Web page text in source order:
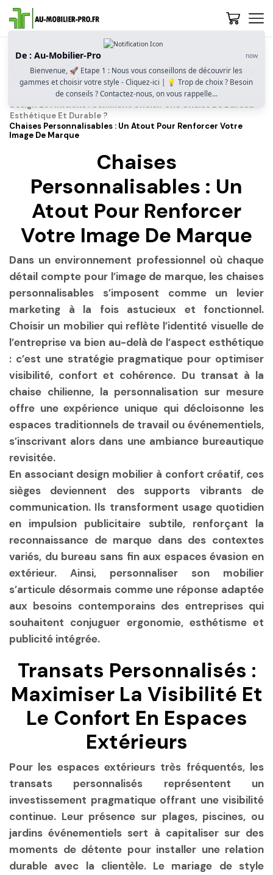
Accueil
Guide D’achat
Bien Choisir Sa Chaise De Bureau : Confort, Posture Et Design
Pour Un Usage Professionnel
Design Et Finitions : Comment Choisir Une Chaise De Bureau
Esthétique Et Durable ?
Chaises Personnalisables : Un Atout Pour Renforcer Votre
Image De Marque
Chaises
Personnalisables : Un
Atout Pour Renforcer
Votre Image De Marque
Dans un environnement professionnel où chaque
détail compte pour l’image de marque, les chaises
personnalisables s’imposent comme un levier
marketing à la fois astucieux et fonctionnel.
Choisir un mobilier qui reflète l’identité visuelle de
l’entreprise va bien au-delà de l’aspect esthétique
: c’est une stratégie pragmatique pour optimiser
visibilité, confort et cohérence. Du transat à la
chaise chilienne, la personnalisation sur mesure
offre une expérience unique qui décloisonne les
espaces traditionnels de travail ou événementiels,
s’inscrivant alors dans une ambiance bureautique
revisitée.
En associant design mobilier à confort créatif, ces
sièges deviennent des supports vibrants de
communication. Ils transforment usage quotidien
en impulsion publicitaire subtile, renforçant la
reconnaissance de marque dans des contextes
variés, du bureau sans finaux espaces évasion en
extérieur. Ainsi, personnaliser son mobilier
s’articule désormais comme une réponse adaptée
aux besoins contemporains des entreprises qui
souhaitent conjuguer ergonomie, esthétisme et
publicité intégrée.
Transats Personnalisés :
Maximiser La Visibilité Et
Le Confort En Espaces
Extérieurs
Pour les espaces extérieurs très fréquentés, les
transats personnalisés représentent un
investissement pragmatique offrant une visibilité
continue. Leur présence sur plages, piscines, ou
jardins événementiels sert à capitaliser sur des
moments de détente pour installer une relation
durable avec la clientèle. Le mariage de style
De : Au-Mobilier-Pro now
Bienvenue, 🚀 Etape 1 : Nous vous conseillons de découvrir les
gammes et choisir votre style - Cliquez-ici | 💡 Trop de choix ? Besoin
de conseils ? Contactez-nous, on vous rappelle...